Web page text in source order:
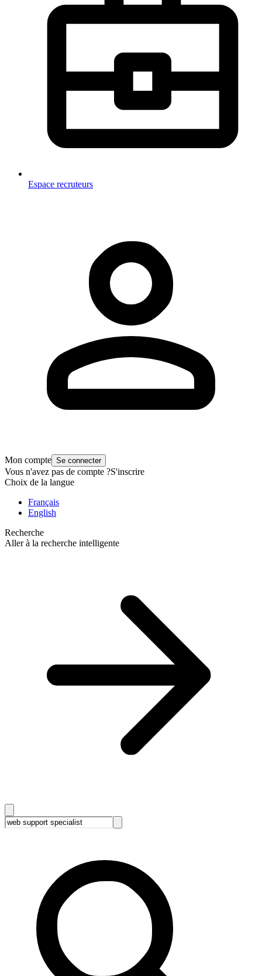
Espace recruteurs
Mon compte Se connecter
Vous n'avez pas de compte ?S'inscrire
Choix de la langue
Français
English
Recherche
Aller à la recherche intelligente